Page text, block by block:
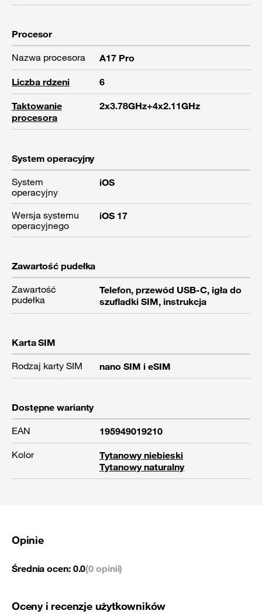
Procesor
Nazwa procesora
A17 Pro
Liczba rdzeni 6
Taktowanie
procesora
2x3.78GHz+4x2.11GHz
System operacyjny
System
operacyjny
iOS
Wersja systemu
operacyjnego
iOS 17
Zawartość pudełka
Zawartość
pudełka
Telefon, przewód USB-C, igła do
szufladki SIM, instrukcja
Karta SIM
Rodzaj karty SIM
nano SIM i eSIM
Dostępne warianty
EAN
195949019210
Kolor
Tytanowy niebieski
Tytanowy naturalny
Opinie
Średnia ocen: 0.0(0 opinii)
Oceny i recenzje użytkowników